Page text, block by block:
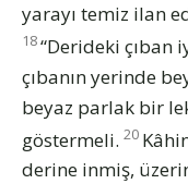
yarayı temiz ilan
18“Derideki çıban
çıbanın yerinde
beyaz parlak bir
göstermeli. 20
derine inmiş,